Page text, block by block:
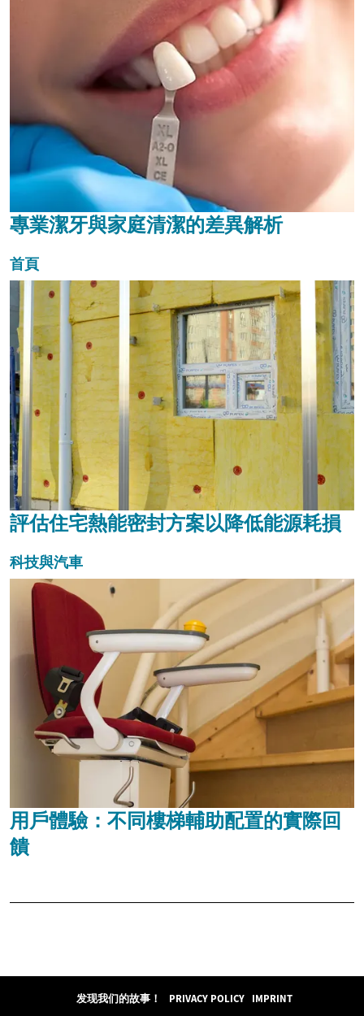
專業潔牙與家庭清潔的差異解析
首頁
評估住宅熱能密封方案以降低能源耗損
科技與汽車
用戶體驗：不同樓梯輔助配置的實際回
饋
发现我们的故事！ PRIVACY POLICY IMPRINT